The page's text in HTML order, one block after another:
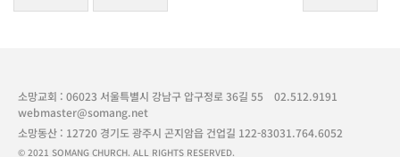
소망교회 : 06023 서울특별시 강남구 압구정로 36길 55 02.512.9191
webmaster@somang.net
소망동산 : 12720 경기도 광주시 곤지암읍 건업길 122-83031.764.6052
© 2021 SOMANG CHURCH. ALL RIGHTS RESERVED.